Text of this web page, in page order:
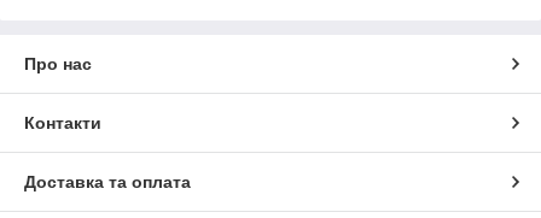
Про нас
Контакти
Доставка та оплата